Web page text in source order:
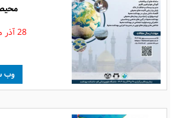
28 آذر ماه 1403
وب